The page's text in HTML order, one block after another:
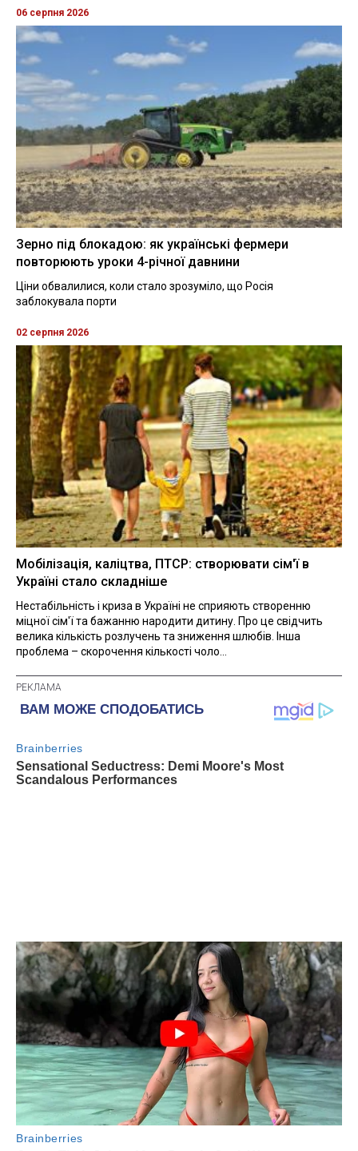
06 серпня 2026
Зерно під блокадою: як українські фермери
повторюють уроки 4-річної давнини
Ціни обвалилися, коли стало зрозуміло, що Росія
заблокувала порти
02 серпня 2026
Мобілізація, каліцтва, ПТСР: створювати сім'ї в
Україні стало складніше
Нестабільність і криза в Україні не сприяють створенню
міцної сім'ї та бажанню народити дитину. Про це свідчить
велика кількість розлучень та зниження шлюбів. Інша
проблема – скорочення кількості чоло...